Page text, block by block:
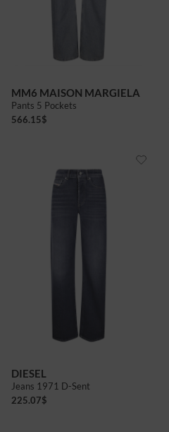
MM6 MAISON MARGIELA
Pants 5 Pockets
566.15$
DIESEL
Jeans 1971 D-Sent
225.07$